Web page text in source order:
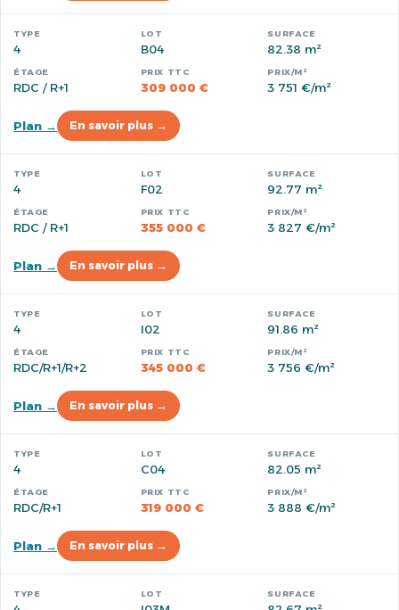
4 B04 82.38 m²
RDC / R+1 309 000 € 3 751 €/m²
Plan → En savoir plus →
4 F02 92.77 m²
RDC / R+1 355 000 € 3 827 €/m²
Plan → En savoir plus →
4 I02 91.86 m²
RDC/R+1/R+2 345 000 € 3 756 €/m²
Plan → En savoir plus →
4 C04 82.05 m²
RDC/R+1 319 000 € 3 888 €/m²
Plan → En savoir plus →